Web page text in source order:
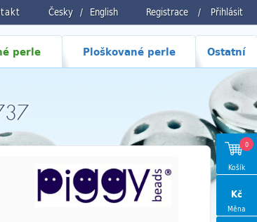
Registrace / Přihlásit
Česky / English
perle Ploškované perle Ostatní
0
Košík
Kč
Měna